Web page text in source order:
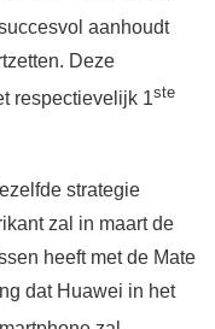
aanhoudt
Deze
respectievelijk 1ste
strategie
zal in maart de
heeft met de Mate
dat Huawei in het